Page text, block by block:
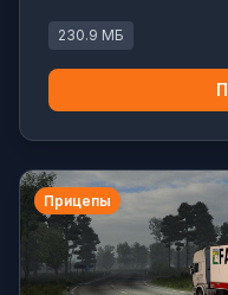
230.9 МБ
Прицепы